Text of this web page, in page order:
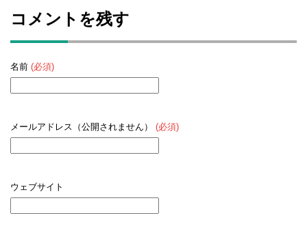
コメントを残す
名前 (必須)
メールアドレス（公開されません） (必須)
ウェブサイト